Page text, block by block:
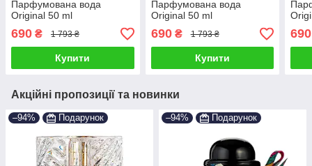
Парфумована вода
Original 50 ml
690 ₴ 1 793 ₴
Купити
Парфумована вода
Original 50 ml
690₴ 1 793 ₴
Купити
690
Акційні пропозиції та новинки
–94% Подарунок –94% Подарунок